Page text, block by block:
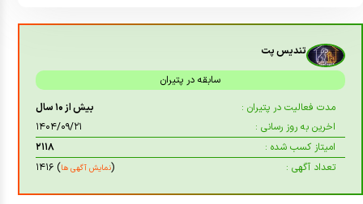
تندیس پت
سابقه در پتیران
مدت فعالیت در پتیران :
بیش از ۱۰ سال
اخرین به روز رسانی :
۱۴۰۴/۰۹/۲۱
امیتاز کسب شده :
۲۱۱۸
تعداد آگهی :
(نمایش آگهی ها) ۱۴۱۶